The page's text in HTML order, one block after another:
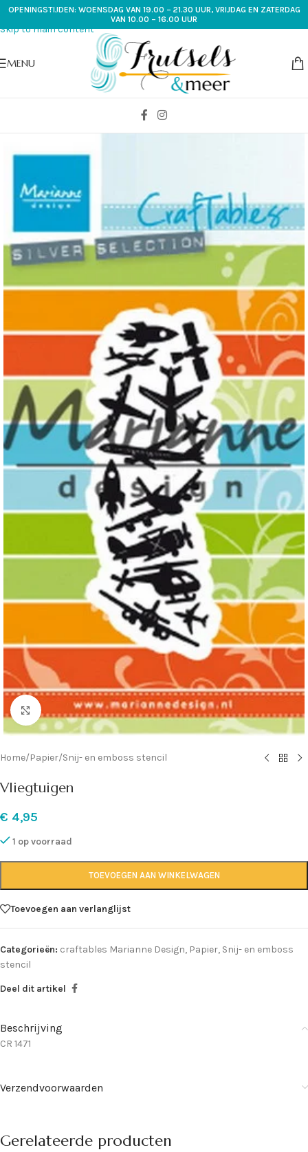
Skip to navigation
Skip to main content
OPENINGSTIJDEN: WOENSDAG VAN 19.00 – 21.30 UUR, VRIJDAG EN ZATERDAG
VAN 10.00 – 16.00 UUR
MENU
Klik om te vergroten
Home/Papier/Snij- en emboss stencil
Vliegtuigen
€ 4,95
1 op voorraad
TOEVOEGEN AAN WINKELWAGEN
Toevoegen aan verlanglijst
Categorieën: craftables Marianne Design, Papier, Snij- en emboss
stencil
Deel dit artikel
Beschrijving
CR 1471
Verzendvoorwaarden
Gerelateerde producten